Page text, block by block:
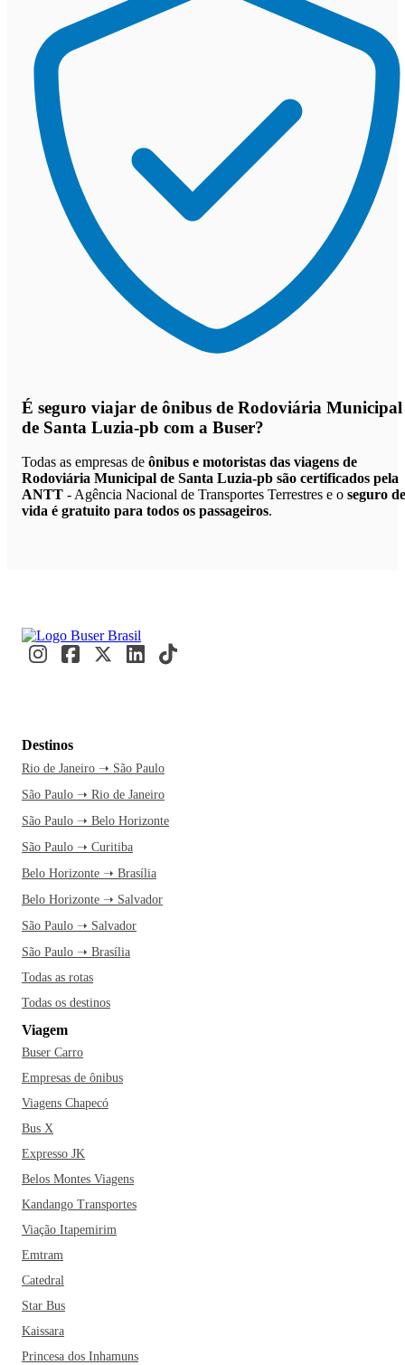
É seguro viajar de ônibus de Rodoviária Municipal
de Santa Luzia-pb com a Buser?
Todas as empresas de ônibus e motoristas das viagens de
Rodoviária Municipal de Santa Luzia-pb são certificados pela
ANTT - Agência Nacional de Transportes Terrestres e o seguro de
vida é gratuito para todos os passageiros.
Destinos
Rio de Janeiro ➝ São Paulo
São Paulo ➝ Rio de Janeiro
São Paulo ➝ Belo Horizonte
São Paulo ➝ Curitiba
Belo Horizonte ➝ Brasília
Belo Horizonte ➝ Salvador
São Paulo ➝ Salvador
São Paulo ➝ Brasília
Todas as rotas
Todas os destinos
Viagem
Buser Carro
Empresas de ônibus
Viagens Chapecó
Bus X
Expresso JK
Belos Montes Viagens
Kandango Transportes
Viação Itapemirim
Emtram
Catedral
Star Bus
Kaissara
Princesa dos Inhamuns